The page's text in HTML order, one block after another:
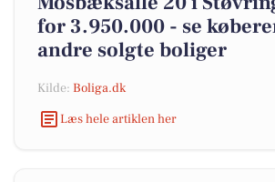
for 3.950.000 - se
andre solgte boliger
Kilde: Boliga.dk
Læs hele artiklen her